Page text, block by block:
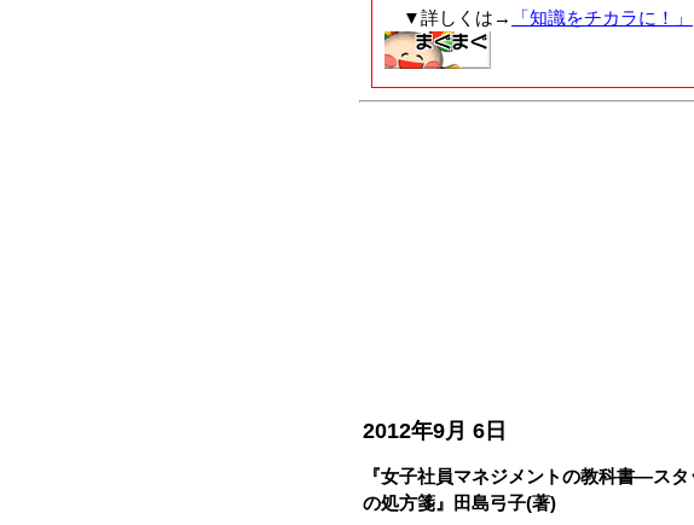
▼詳しくは→ 「知識をチカラに！」
2012年9月 6日
『女子社員マネジメントの教科書―ス
の処方箋』田島弓子(著)